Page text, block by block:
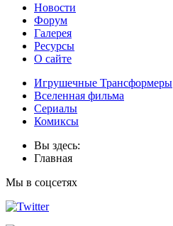
Новости
Форум
Галерея
Ресурсы
О сайте
Игрушечные Трансформеры
Вселенная фильма
Сериалы
Комиксы
Вы здесь:
Главная
Мы в соцсетях